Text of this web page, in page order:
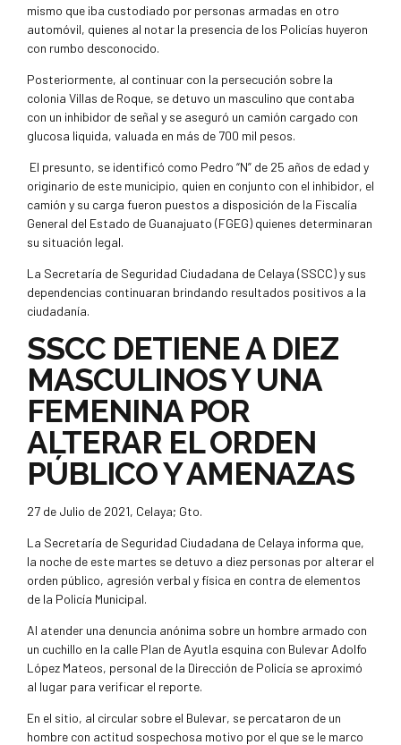
mismo que iba custodiado por personas armadas en otro
automóvil, quienes al notar la presencia de los Policías huyeron
con rumbo desconocido.
Posteriormente, al continuar con la persecución sobre la
colonia Villas de Roque, se detuvo un masculino que contaba
con un inhibidor de señal y se aseguró un camión cargado con
glucosa liquida, valuada en más de 700 mil pesos.
El presunto, se identificó como Pedro “N” de 25 años de edad y
originario de este municipio, quien en conjunto con el inhibidor, el
camión y su carga fueron puestos a disposición de la Fiscalía
General del Estado de Guanajuato (FGEG) quienes determinaran
su situación legal.
La Secretaría de Seguridad Ciudadana de Celaya (SSCC) y sus
dependencias continuaran brindando resultados positivos a la
ciudadanía.
SSCC DETIENE A DIEZ
MASCULINOS Y UNA
FEMENINA POR
ALTERAR EL ORDEN
PÚBLICO Y AMENAZAS
27 de Julio de 2021, Celaya; Gto.
La Secretaría de Seguridad Ciudadana de Celaya informa que,
la noche de este martes se detuvo a diez personas por alterar el
orden público, agresión verbal y física en contra de elementos
de la Policía Municipal.
Al atender una denuncia anónima sobre un hombre armado con
un cuchillo en la calle Plan de Ayutla esquina con Bulevar Adolfo
López Mateos, personal de la Dirección de Policía se aproximó
al lugar para verificar el reporte.
En el sitio, al circular sobre el Bulevar, se percataron de un
hombre con actitud sospechosa motivo por el que se le marco